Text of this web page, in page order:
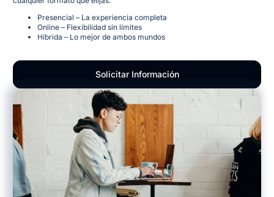
Presencial – La experiencia completa
Online – Flexibilidad sin límites
Híbrida – Lo mejor de ambos mundos
Solicitar Información